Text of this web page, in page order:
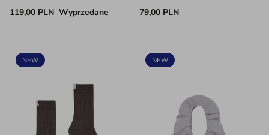
119,00 PLN Wyprzedane
79,00 PLN
NEW NEW